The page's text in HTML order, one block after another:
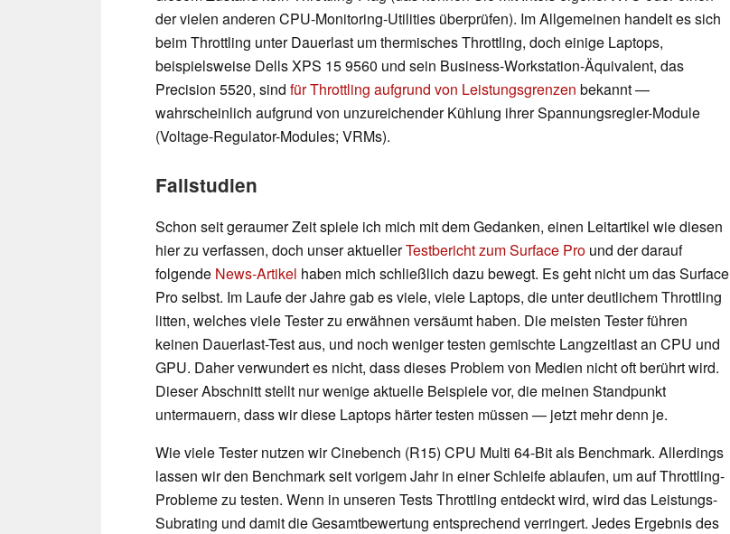
der vielen anderen CPU-Monitoring-Utilities überprüfen). Im Allgemeinen handelt es sich
beim Throttling unter Dauerlast um thermisches Throttling, doch einige Laptops,
beispielsweise Dells XPS 15 9560 und sein Business-Workstation-Äquivalent, das
Precision 5520, sind für Throttling aufgrund von Leistungsgrenzen bekannt —
wahrscheinlich aufgrund von unzureichender Kühlung ihrer Spannungsregler-Module
(Voltage-Regulator-Modules; VRMs).
Fallstudien
Schon seit geraumer Zeit spiele ich mich mit dem Gedanken, einen Leitartikel wie diesen
hier zu verfassen, doch unser aktuellerTestbericht zum Surface Pro und der darauf
folgende News-Artikel haben mich schließlich dazu bewegt. Es geht nicht um das Surface
Pro selbst. Im Laufe der Jahre gab es viele, viele Laptops, die unter deutlichem Throttling
litten, welches viele Tester zu erwähnen versäumt haben. Die meisten Tester führen
keinen Dauerlast-Test aus, und noch weniger testen gemischte Langzeitlast an CPU und
GPU. Daher verwundert es nicht, dass dieses Problem von Medien nicht oft berührt wird.
Dieser Abschnitt stellt nur wenige aktuelle Beispiele vor, die meinen Standpunkt
untermauern, dass wir diese Laptops härter testen müssen — jetzt mehr denn je.
Wie viele Tester nutzen wir Cinebench (R15) CPU Multi 64-Bit als Benchmark. Allerdings
lassen wir den Benchmark seit vorigem Jahr in einer Schleife ablaufen, um auf Throttling-
Probleme zu testen. Wenn in unseren Tests Throttling entdeckt wird, wird das Leistungs-
Subrating und damit die Gesamtbewertung entsprechend verringert. Jedes Ergebnis des